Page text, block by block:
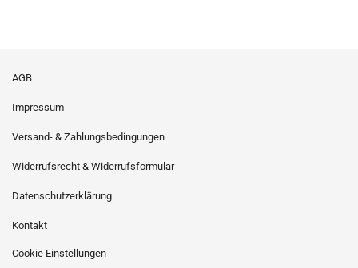
AGB
Impressum
Versand- & Zahlungsbedingungen
Widerrufsrecht & Widerrufsformular
Datenschutzerklärung
Kontakt
Cookie Einstellungen